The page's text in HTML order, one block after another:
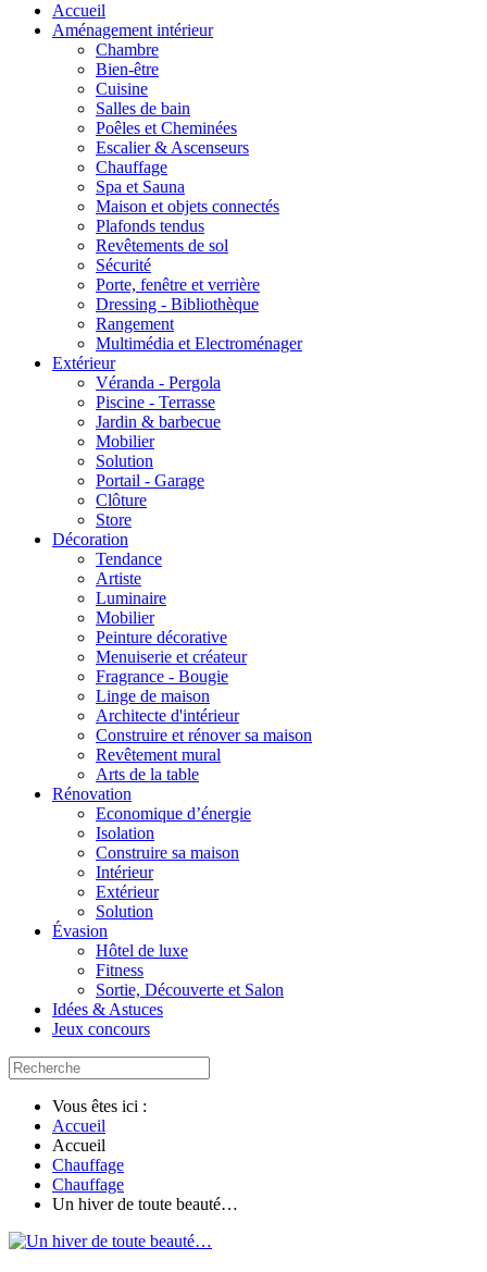
Accueil
Aménagement intérieur
Chambre
Bien-être
Cuisine
Salles de bain
Poêles et Cheminées
Escalier & Ascenseurs
Chauffage
Spa et Sauna
Maison et objets connectés
Plafonds tendus
Revêtements de sol
Sécurité
Porte, fenêtre et verrière
Dressing - Bibliothèque
Rangement
Multimédia et Electroménager
Extérieur
Véranda - Pergola
Piscine - Terrasse
Jardin & barbecue
Mobilier
Solution
Portail - Garage
Clôture
Store
Décoration
Tendance
Artiste
Luminaire
Mobilier
Peinture décorative
Menuiserie et créateur
Fragrance - Bougie
Linge de maison
Architecte d'intérieur
Construire et rénover sa maison
Revêtement mural
Arts de la table
Rénovation
Economique d’énergie
Isolation
Construire sa maison
Intérieur
Extérieur
Solution
Évasion
Hôtel de luxe
Fitness
Sortie, Découverte et Salon
Idées & Astuces
Jeux concours
Vous êtes ici :
Accueil
Accueil
Chauffage
Chauffage
Un hiver de toute beauté…